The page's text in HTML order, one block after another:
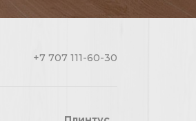
+7 707 111-60-30